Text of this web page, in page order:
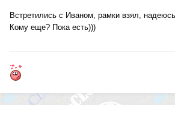
Встретились с Иваном, рамки взял,
Кому еще? Пока есть)))